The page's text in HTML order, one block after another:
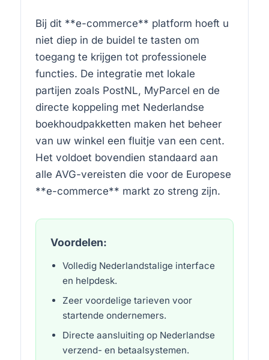
Bij dit **e-commerce** platform hoeft u
niet diep in de buidel te tasten om
toegang te krijgen tot professionele
functies. De integratie met lokale
partijen zoals PostNL, MyParcel en de
directe koppeling met Nederlandse
boekhoudpakketten maken het beheer
van uw winkel een fluitje van een cent.
Het voldoet bovendien standaard aan
alle AVG-vereisten die voor de Europese
**e-commerce** markt zo streng zijn.
Voordelen:
Volledig Nederlandstalige interface
en helpdesk.
Zeer voordelige tarieven voor
startende ondernemers.
Directe aansluiting op Nederlandse
verzend- en betaalsystemen.